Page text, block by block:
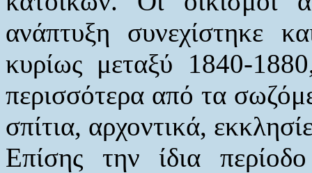
ανάπτυξη συνεχίστηκε
κυρίως μεταξύ 1840-
περισσότερα από τα
σπίτια, αρχοντικά,
Επίσης την ίδια